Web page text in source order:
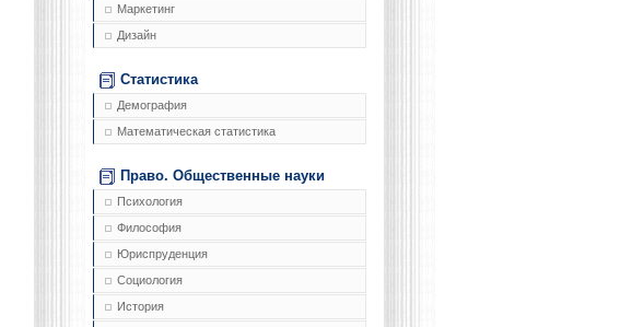
Маркетинг
Дизайн
Статистика
Демография
Математическая статистика
Право. Общественные науки
Психология
Философия
Юриспруденция
Социология
История